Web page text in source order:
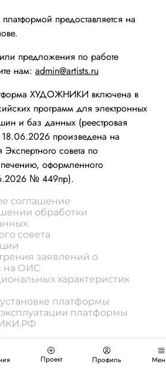
предоставляется на
предложения по работе
нам: admin@artists.ru
ХУДОЖНИКИ включена в
программ для электронных
и баз данных (реестровая
произведена на
совета по
оформленного
№ 449пр).
соглашение
обработки
совета
заявлений о
на ОИС
характеристик
платформы
платформы
Проект Профиль